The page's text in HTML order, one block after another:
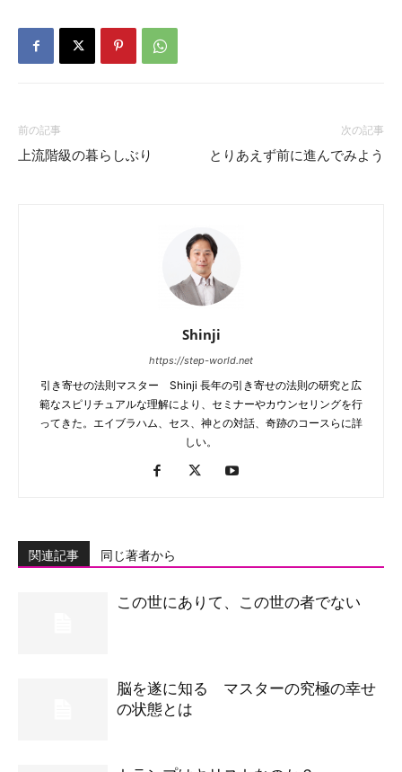
前の記事
上流階級の暮らしぶり
次の記事
とりあえず前に進んでみよう
Shinji
https://step-world.net
引き寄せの法則マスター Shinji 長年の引き寄せの法則の研究と広
範なスピリチュアルな理解により、セミナーやカウンセリングを行
ってきた。エイブラハム、セス、神との対話、奇跡のコースらに詳
しい。
関連記事 同じ著者から
この世にありて、この世の者でない
脳を遂に知る マスターの究極の幸せ
の状態とは